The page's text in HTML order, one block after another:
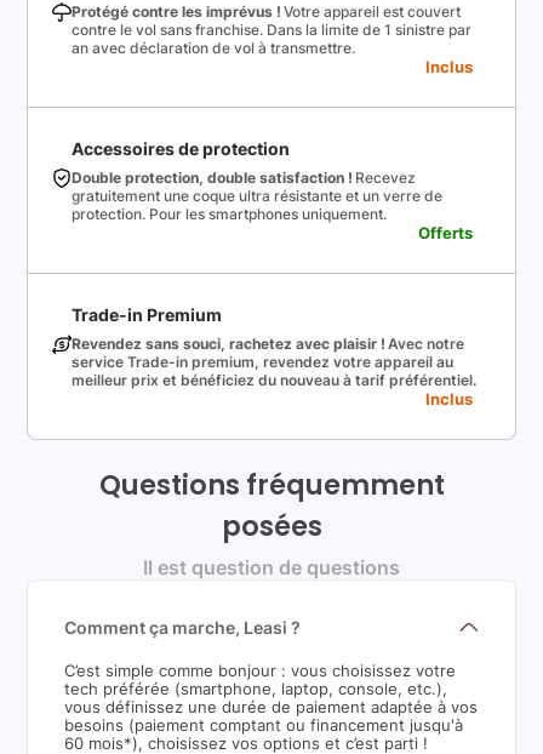
Protégé contre les imprévus ! Votre appareil est couvert
contre le vol sans franchise. Dans la limite de 1 sinistre par
an avec déclaration de vol à transmettre.
Inclus
Accessoires de protection
Double protection, double satisfaction ! Recevez
gratuitement une coque ultra résistante et un verre de
protection. Pour les smartphones uniquement.
Offerts
Trade-in Premium
Revendez sans souci, rachetez avec plaisir ! Avec notre
service Trade-in premium, revendez votre appareil au
meilleur prix et bénéficiez du nouveau à tarif préférentiel.
Inclus
Questions fréquemment
posées
Il est question de questions
Comment ça marche, Leasi ?
C’est simple comme bonjour : vous choisissez votre
tech préférée (smartphone, laptop, console, etc.),
vous définissez une durée de paiement adaptée à vos
besoins (paiement comptant ou financement jusqu'à
60 mois*), choisissez vos options et c’est parti !